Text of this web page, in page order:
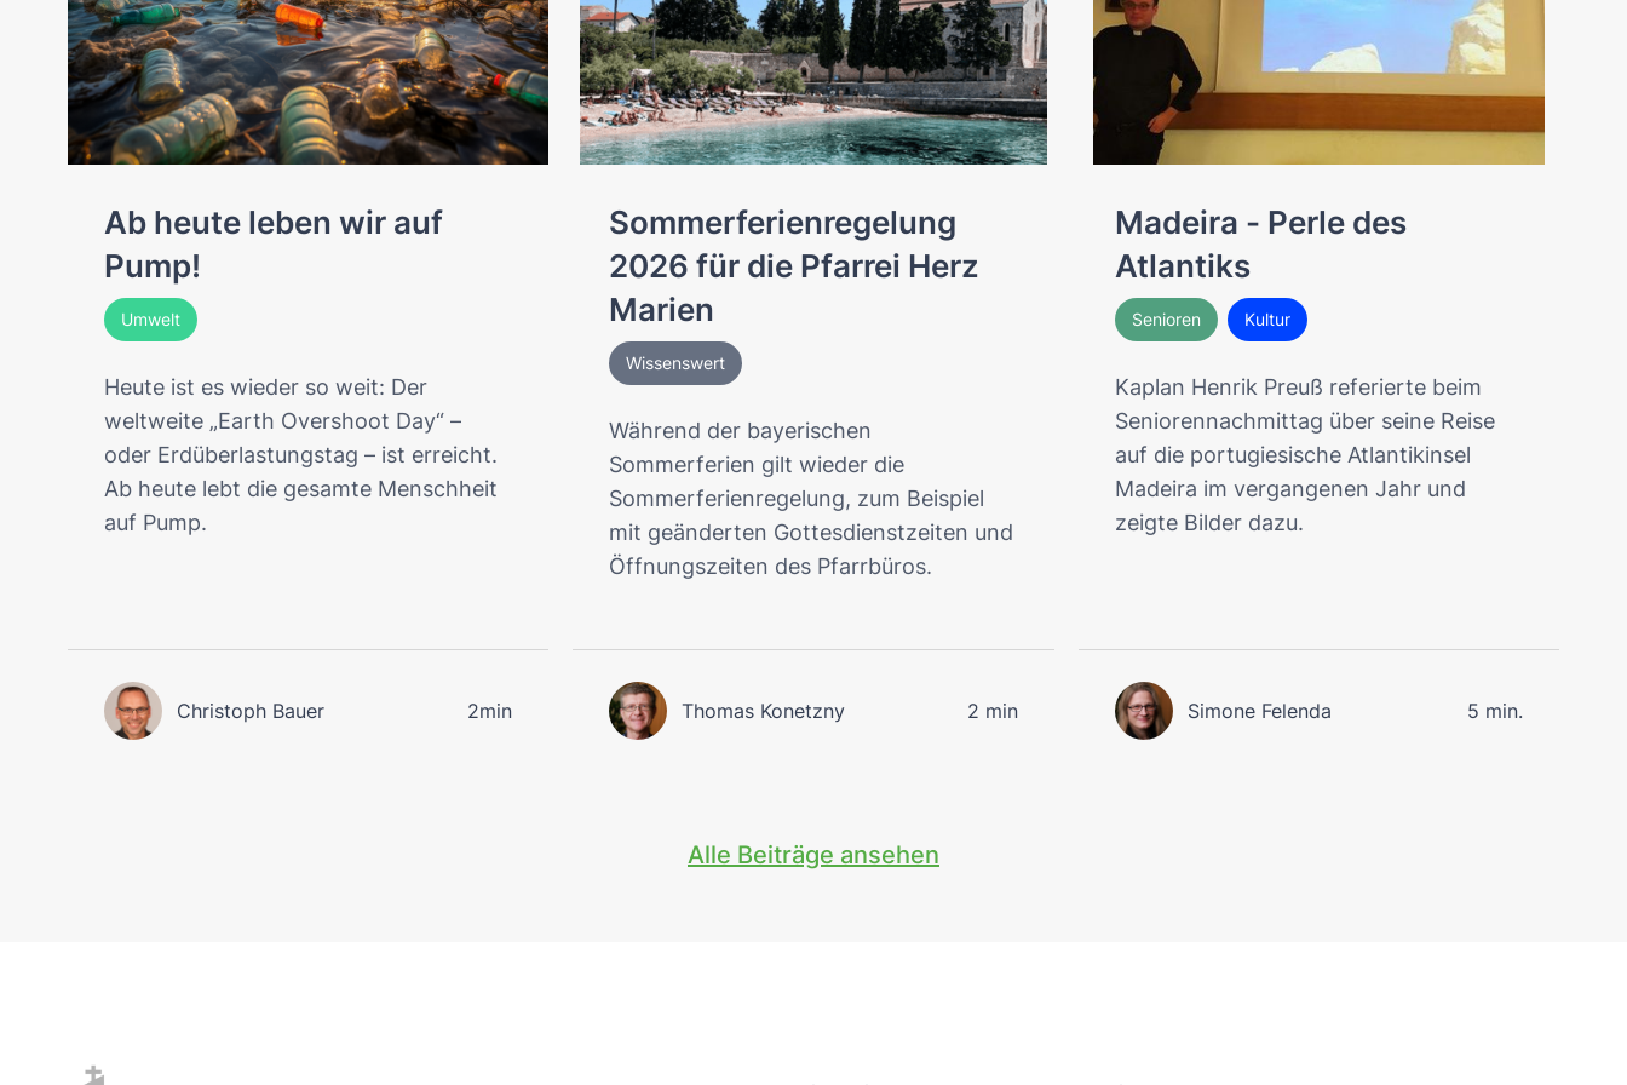
Ab heute leben wir auf
Pump!
Umwelt
Heute ist es wieder so weit: Der
weltweite „Earth Overshoot Day“ –
oder Erdüberlastungstag – ist erreicht.
Ab heute lebt die gesamte Menschheit
auf Pump.
Christoph Bauer 2min
Sommerferienregelung
2026 für die Pfarrei Herz
Marien
Wissenswert
Während der bayerischen
Sommerferien gilt wieder die
Sommerferienregelung, zum Beispiel
mit geänderten Gottesdienstzeiten und
Öffnungszeiten des Pfarrbüros.
Thomas Konetzny 2 min
Madeira - Perle des
Atlantiks
Senioren Kultur
Kaplan Henrik Preuß referierte beim
Seniorennachmittag über seine Reise
auf die portugiesische Atlantikinsel
Madeira im vergangenen Jahr und
zeigte Bilder dazu.
Simone Felenda 5 min.
Alle Beiträge ansehen